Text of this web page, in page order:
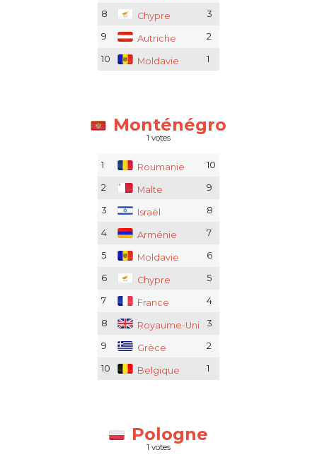
8 Chypre 3
9 Autriche 2
10 Moldavie 1
Monténégro
1 votes
1 Roumanie 10
2 Malte 9
3 Israël 8
4 Arménie 7
5 Moldavie 6
6 Chypre 5
7 France 4
8 Royaume-Uni 3
9 Grèce 2
10 Belgique 1
Pologne
1 votes